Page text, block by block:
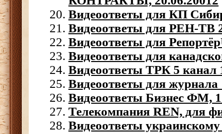
Видеоответы для КП
Видеоответы для РЕН-ТВ
Видеоответы для
Видеоответы для
Видеоответы ТРК 5 канал
Видеоответы для
Видеоответы Бизнес ФМ,
Телекомпания REN, для
Видеоответы